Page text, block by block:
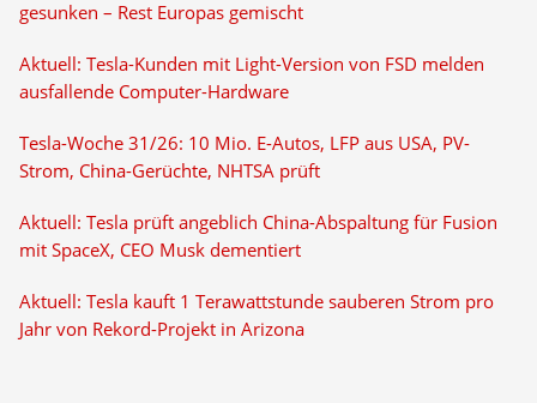
gesunken – Rest Europas gemischt
Aktuell: Tesla-Kunden mit Light-Version von FSD melden
ausfallende Computer-Hardware
Tesla-Woche 31/26: 10 Mio. E-Autos, LFP aus USA, PV-
Strom, China-Gerüchte, NHTSA prüft
Aktuell: Tesla prüft angeblich China-Abspaltung für Fusion
mit SpaceX, CEO Musk dementiert
Aktuell: Tesla kauft 1 Terawattstunde sauberen Strom pro
Jahr von Rekord-Projekt in Arizona